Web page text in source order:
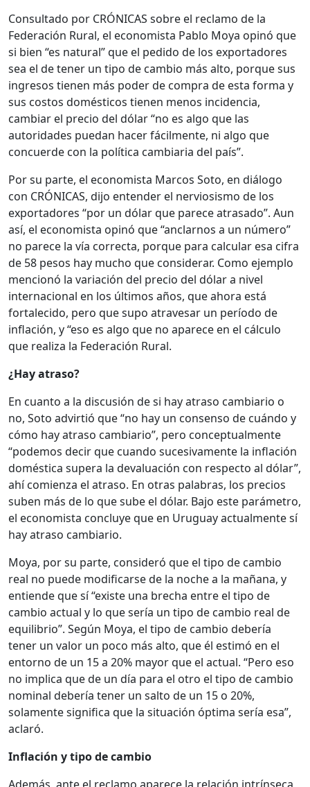
Consultado por CRÓNICAS sobre el reclamo de la
Federación Rural, el economista Pablo Moya opinó que
si bien “es natural” que el pedido de los exportadores
sea el de tener un tipo de cambio más alto, porque sus
ingresos tienen más poder de compra de esta forma y
sus costos domésticos tienen menos incidencia,
cambiar el precio del dólar “no es algo que las
autoridades puedan hacer fácilmente, ni algo que
concuerde con la política cambiaria del país”.
Por su parte, el economista Marcos Soto, en diálogo
con CRÓNICAS, dijo entender el nerviosismo de los
exportadores “por un dólar que parece atrasado”. Aun
así, el economista opinó que “anclarnos a un número”
no parece la vía correcta, porque para calcular esa cifra
de 58 pesos hay mucho que considerar. Como ejemplo
mencionó la variación del precio del dólar a nivel
internacional en los últimos años, que ahora está
fortalecido, pero que supo atravesar un período de
inflación, y “eso es algo que no aparece en el cálculo
que realiza la Federación Rural.
¿Hay atraso?
En cuanto a la discusión de si hay atraso cambiario o
no, Soto advirtió que “no hay un consenso de cuándo y
cómo hay atraso cambiario”, pero conceptualmente
“podemos decir que cuando sucesivamente la inflación
doméstica supera la devaluación con respecto al dólar”,
ahí comienza el atraso. En otras palabras, los precios
suben más de lo que sube el dólar. Bajo este parámetro,
el economista concluye que en Uruguay actualmente sí
hay atraso cambiario.
Moya, por su parte, consideró que el tipo de cambio
real no puede modificarse de la noche a la mañana, y
entiende que sí “existe una brecha entre el tipo de
cambio actual y lo que sería un tipo de cambio real de
equilibrio”. Según Moya, el tipo de cambio debería
tener un valor un poco más alto, que él estimó en el
entorno de un 15 a 20% mayor que el actual. “Pero eso
no implica que de un día para el otro el tipo de cambio
nominal debería tener un salto de un 15 o 20%,
solamente significa que la situación óptima sería esa”,
aclaró.
Inflación y tipo de cambio